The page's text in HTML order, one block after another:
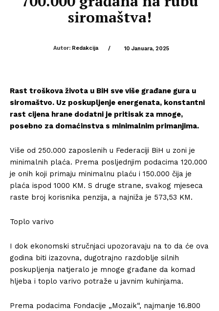
siromaštva!
Autor: Redakcija / 10 Januara, 2025
Rast troškova života u BiH sve više građane gura u
siromaštvo. Uz poskupljenje energenata, konstantni
rast cijena hrane dodatni je pritisak za mnoge,
posebno za domaćinstva s minimalnim primanjima.
Više od 250.000 zaposlenih u Federaciji BiH u zoni je
minimalnih plaća. Prema posljednjim podacima 120.000
je onih koji primaju minimalnu plaću i 150.000 čija je
plaća ispod 1000 KM. S druge strane, svakog mjeseca
raste broj korisnika penzija, a najniža je 573,53 KM.
Toplo varivo
I dok ekonomski stručnjaci upozoravaju na to da će ova
godina biti izazovna, dugotrajno razdoblje silnih
poskupljenja natjeralo je mnoge građane da komad
hljeba i toplo varivo potraže u javnim kuhinjama.
Prema podacima Fondacije „Mozaik“, najmanje 16.800